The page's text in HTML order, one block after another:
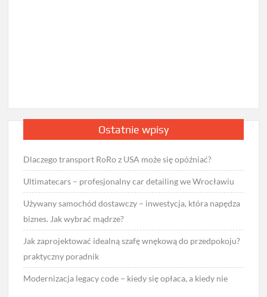
Ostatnie wpisy
Dlaczego transport RoRo z USA może się opóźniać?
Ultimatecars – profesjonalny car detailing we Wrocławiu
Używany samochód dostawczy – inwestycja, która napędza
biznes. Jak wybrać mądrze?
Jak zaprojektować idealną szafę wnękową do przedpokoju?
praktyczny poradnik
Modernizacja legacy code – kiedy się opłaca, a kiedy nie